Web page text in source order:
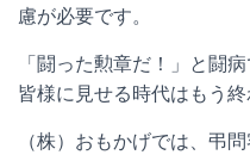
慮が必要です。
「闘った勲章だ！」と闘
皆様に見せる時代はもう終
（株）おもかげでは、弔